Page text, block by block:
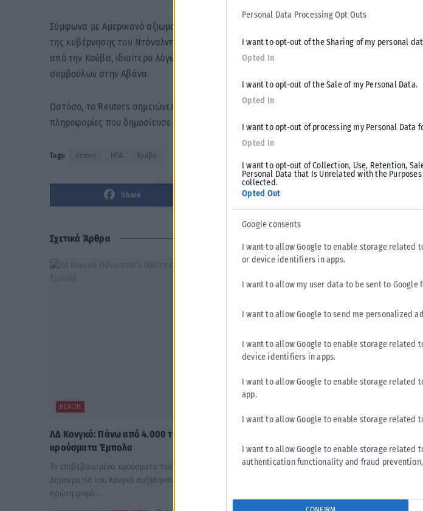
Personal Data Processing Opt Outs
I want to opt-out of the Sharing of my personal
Opted In
I want to opt-out of the Sale of my Personal Data.
Opted In
I want to opt-out of processing my Personal Data
Opted In
I want to opt-out of Collection, Use, Retention,
Personal Data that Is Unrelated with the
collected.
Opted Out
Google consents
I want to allow Google to enable storage related
or device identifiers in apps.
I want to allow my user data to be sent to
I want to allow Google to send me personalized
I want to allow Google to enable storage related
device identifiers in apps.
I want to allow Google to enable storage related
app.
I want to allow Google to enable storage related
I want to allow Google to enable storage related
authentication functionality and fraud
Σύμφωνα με Αμερικανό αξιωματούχο που επικαλείται το δημοσίευμα, οι εξελίξεις αυτές
της κυβέρνησης του Ντόναλντ Τραμπ σχετικά με την αυξανόμενη στρατιωτική απειλή που
από την Κούβα, ιδιαίτερα λόγω της ανάπτυξης τεχνολογιών drones και της παρουσίας
συμβούλων στην Αβάνα.
Ωστόσο, το Reuters σημειώνει πως μέχρι στιγμής δεν έχει καταστεί δυνατό να
πληροφορίες που δημοσίευσε το Axios.
Tags: drones ΗΠΑ Κούβα
Share Tweet
Σχετικά Άρθρα
HEALTH
ΛΔ Κονγκό: Πάνω από 4.000 τα επιβεβαιωμένα
κρούσματα Έμπολα
Τα επιβεβαιωμένα κρούσματα του ιού του Έμπολα στη Λαϊκή
Δημοκρατία του Κονγκό αυξήθηκαν σε πάνω από 4.000 για
πρώτη φορά...
Μπανγκόκ, 6 νεκροί και 15
Συναγερμός σήμανε το πρωί της